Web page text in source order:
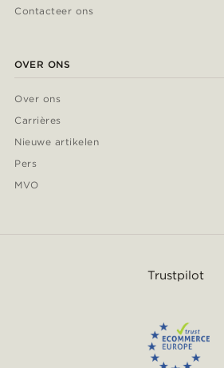
Contacteer ons
OVER ONS
Over ons
Carrières
Nieuwe artikelen
Pers
MVO
Trustpilot